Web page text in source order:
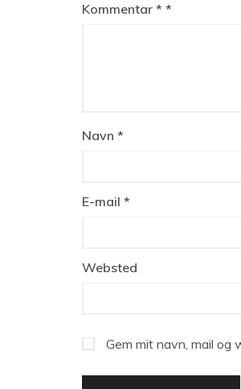
Kommentar *
Navn *
E-mail *
Websted
Gem mit navn, mail